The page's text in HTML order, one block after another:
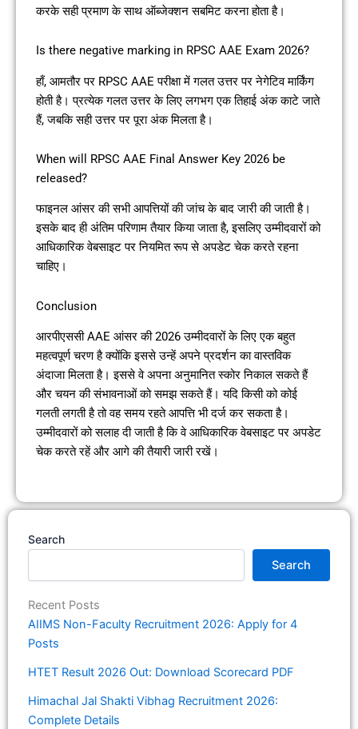
करके सही प्रमाण के साथ ऑब्जेक्शन सबमिट करना होता है।
Is there negative marking in RPSC AAE Exam 2026?
हाँ, आमतौर पर RPSC AAE परीक्षा में गलत उत्तर पर नेगेटिव मार्किंग
होती है। प्रत्येक गलत उत्तर के लिए लगभग एक तिहाई अंक काटे जाते
हैं, जबकि सही उत्तर पर पूरा अंक मिलता है।
When will RPSC AAE Final Answer Key 2026 be
released?
फाइनल आंसर की सभी आपत्तियों की जांच के बाद जारी की जाती है।
इसके बाद ही अंतिम परिणाम तैयार किया जाता है, इसलिए उम्मीदवारों को
आधिकारिक वेबसाइट पर नियमित रूप से अपडेट चेक करते रहना
चाहिए।
Conclusion
आरपीएससी AAE आंसर की 2026 उम्मीदवारों के लिए एक बहुत
महत्वपूर्ण चरण है क्योंकि इससे उन्हें अपने प्रदर्शन का वास्तविक
अंदाजा मिलता है। इससे वे अपना अनुमानित स्कोर निकाल सकते हैं
और चयन की संभावनाओं को समझ सकते हैं। यदि किसी को कोई
गलती लगती है तो वह समय रहते आपत्ति भी दर्ज कर सकता है।
उम्मीदवारों को सलाह दी जाती है कि वे आधिकारिक वेबसाइट पर अपडेट
चेक करते रहें और आगे की तैयारी जारी रखें।
Search
Search
Recent Posts
AIIMS Non-Faculty Recruitment 2026: Apply for 4
Posts
HTET Result 2026 Out: Download Scorecard PDF
Himachal Jal Shakti Vibhag Recruitment 2026:
Complete Details